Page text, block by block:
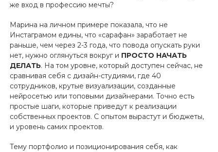
же вход в профессию мечты?
Марина на личном примере показала, что не
Инстаграмом едины, что «сарафан» заработает не
раньше, чем через 2-3 года, что повода опускать руки
нет, нужно оглянуться вокруг и ПРОСТО НАЧАТЬ
ДЕЛАТЬ. На том уровне, который доступен сейчас, не
сравнивая себя с дизайн-студиями, где 40
сотрудников, крутые визуализации, созданные
нейросетью или топовыми дизайнерами. Точно есть
простые шаги, которые приведут к реализации
собственных проектов. С опытом вырастут и бюджеты,
и уровень самих проектов.
Тему портфолио и позиционирования себя, как